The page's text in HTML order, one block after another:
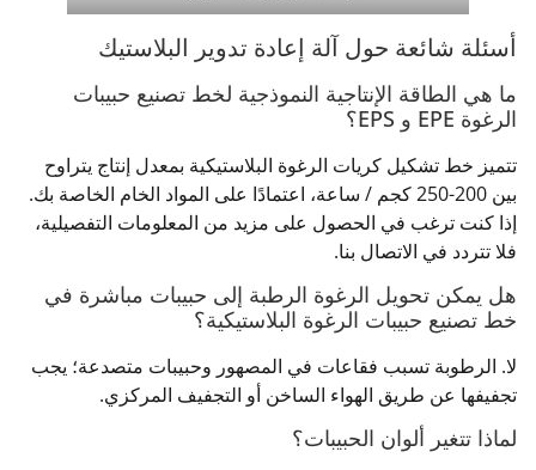
أسئلة شائعة حول آلة إعادة تدوير البلاستيك
ما هي الطاقة الإنتاجية النموذجية لخط تصنيع حبيبات
الرغوة EPE و EPS؟
تتميز خط تشكيل كريات الرغوة البلاستيكية بمعدل إنتاج يتراوح
بين 200-250 كجم / ساعة، اعتمادًا على المواد الخام الخاصة بك.
إذا كنت ترغب في الحصول على مزيد من المعلومات التفصيلية،
فلا تتردد في الاتصال بنا.
هل يمكن تحويل الرغوة الرطبة إلى حبيبات مباشرة في
خط تصنيع حبيبات الرغوة البلاستيكية؟
لا. الرطوبة تسبب فقاعات في المصهور وحبيبات متصدعة؛ يجب
تجفيفها عن طريق الهواء الساخن أو التجفيف المركزي.
لماذا تتغير ألوان الحبيبات؟